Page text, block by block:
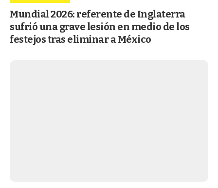
Mundial 2026: referente de Inglaterra
sufrió una grave lesión en medio de los
festejos tras eliminar a México